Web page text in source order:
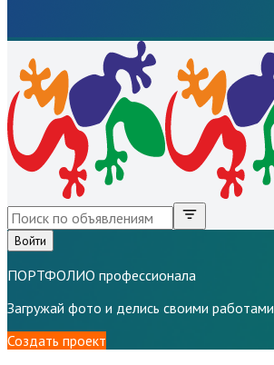
Войти
ПОРТФОЛИО профессионала
Загружай фото и делись своими работами
Создать проект